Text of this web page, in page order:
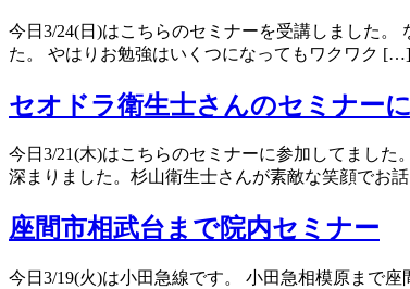
今日3/24(日)はこちらのセミナーを受講しました
た。 やはりお勉強はいくつになってもワクワク […]
セオドラ衛生士さんのセミナー
今日3/21(木)はこちらのセミナーに参加してまし
深まりました。杉山衛生士さんが素敵な笑顔でお
座間市相武台まで院内セミナー
今日3/19(火)は小田急線です。 小田急相模原まで